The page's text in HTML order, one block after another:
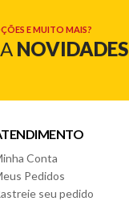
E MUITO MAIS?
NOVIDADES
Conta
Pedidos
seu pedido